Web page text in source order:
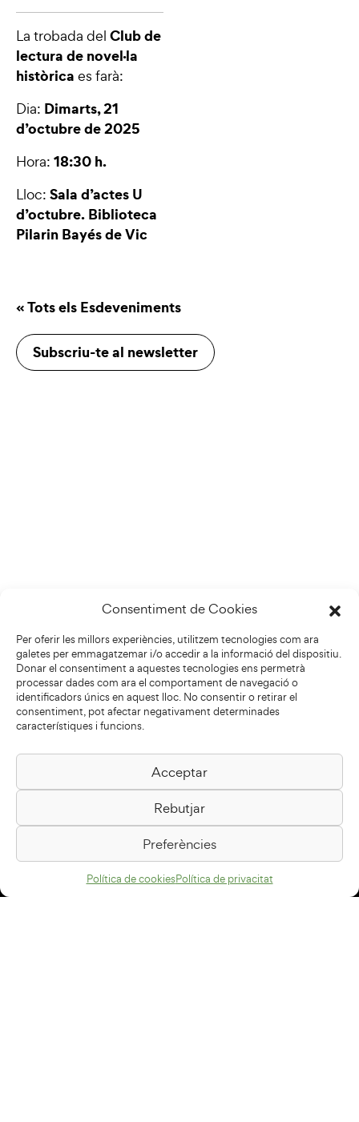
Consentiment de Cookies
Per oferir les millors experiències, utilitzem tecnologies com ara
galetes per emmagatzemar i/o accedir a la informació del dispositiu.
Donar el consentiment a aquestes tecnologies ens permetrà
processar dades com ara el comportament de navegació o
identificadors únics en aquest lloc. No consentir o retirar el
consentiment, pot afectar negativament determinades
característiques i funcions.
Acceptar
Rebutjar
Preferències
Política de cookiesPolítica de privacitat
La trobada del Club de
lectura de novel·la
històrica es farà:
Dia: Dimarts, 21
d’octubre de 2025
Hora: 18:30 h.
Lloc: Sala d’actes U
d’octubre. Biblioteca
Pilarin Bayés de Vic
« Tots els Esdeveniments
Subscriu-te al newsletter
Biblioteca Pilarin Bayés
Passeig de la Generalitat, 1
08500 Vic